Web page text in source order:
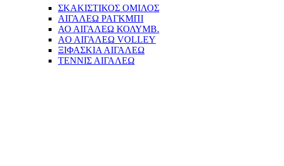
ΣΚΑΚΙΣΤΙΚΟΣ ΟΜΙΛΟΣ
ΑΙΓΑΛΕΩ ΡΑΓΚΜΠΙ
ΑΟ ΑΙΓΑΛΕΩ ΚΟΛΥΜΒ.
AO AIΓΑΛΕΩ VOLLEY
ΞΙΦΑΣΚΙΑ ΑΙΓΑΛΕΩ
ΤΕΝΝΙΣ ΑΙΓΑΛΕΩ